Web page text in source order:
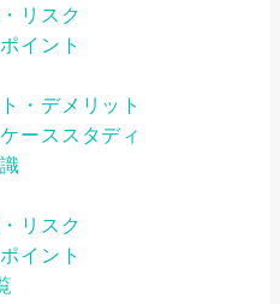
リスク
イント
・デメリット
ーススタディ
リスク
イント